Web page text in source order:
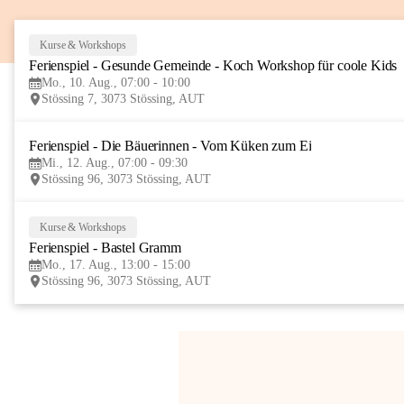
Kurse & Workshops
Ferienspiel - Gesunde Gemeinde - Koch Workshop für coole Kids
Mo., 10. Aug., 07:00 - 10:00
Stössing 7, 3073 Stössing, AUT
Ferienspiel - Die Bäuerinnen - Vom Küken zum Ei
Mi., 12. Aug., 07:00 - 09:30
Stössing 96, 3073 Stössing, AUT
Kurse & Workshops
Ferienspiel - Bastel Gramm
Mo., 17. Aug., 13:00 - 15:00
Stössing 96, 3073 Stössing, AUT